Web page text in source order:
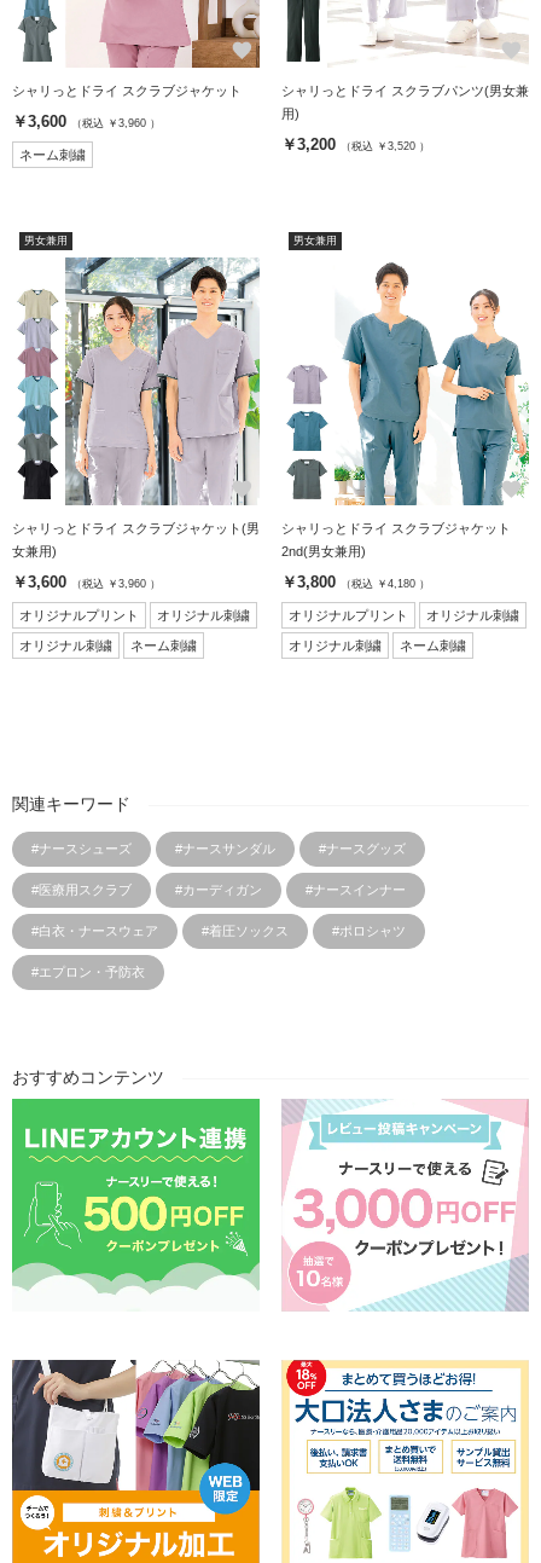
favorite
シャリっとドライ スクラブジャケット
￥3,600 （税込 ￥3,960 ）
ネーム刺繍
favorite
シャリっとドライ スクラブパンツ(男女兼
用)
￥3,200 （税込 ￥3,520 ）
男女兼用
favorite
シャリっとドライ スクラブジャケット(男
女兼用)
￥3,600 （税込 ￥3,960 ）
オリジナルプリント オリジナル刺繍
オリジナル刺繍 ネーム刺繍
男女兼用
favorite
シャリっとドライ スクラブジャケット
2nd(男女兼用)
￥3,800 （税込 ￥4,180 ）
オリジナルプリント オリジナル刺繍
オリジナル刺繍 ネーム刺繍
関連キーワード
#ナースシューズ #ナースサンダル #ナースグッズ
#医療用スクラブ #カーディガン #ナースインナー
#白衣・ナースウェア #着圧ソックス #ポロシャツ
#エプロン・予防衣
おすすめコンテンツ